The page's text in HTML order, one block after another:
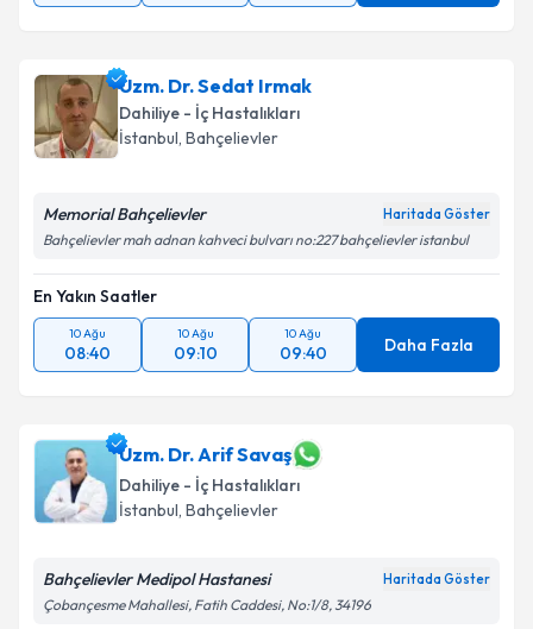
Uzm. Dr. Sedat Irmak
Dahiliye - İç Hastalıkları
İstanbul, Bahçelievler
Memorial Bahçelievler Haritada Göster
Bahçelievler mah adnan kahveci bulvarı no:227 bahçelievler istanbul
En Yakın Saatler
10 Ağu
08:40
10 Ağu
09:10
10 Ağu
09:40 Daha Fazla
Uzm. Dr. Arif Savaş
Dahiliye - İç Hastalıkları
İstanbul, Bahçelievler
Bahçelievler Medipol Hastanesi Haritada Göster
Çobançesme Mahallesi, Fatih Caddesi, No:1/8, 34196